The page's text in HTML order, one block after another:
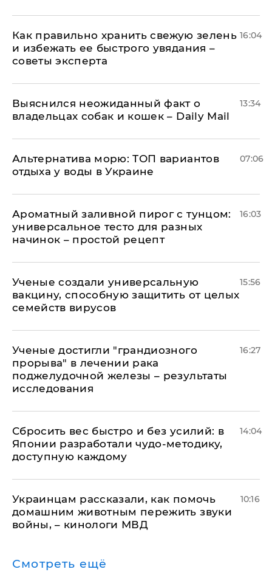
Как правильно хранить свежую зелень
и избежать ее быстрого увядания –
советы эксперта
16:04
Выяснился неожиданный факт о
владельцах собак и кошек – Daily Mail
13:34
Альтернатива морю: ТОП вариантов
отдыха у воды в Украине
07:06
Ароматный заливной пирог с тунцом:
универсальное тесто для разных
начинок – простой рецепт
16:03
Ученые создали универсальную
вакцину, способную защитить от целых
семейств вирусов
15:56
Ученые достигли "грандиозного
прорыва" в лечении рака
поджелудочной железы – результаты
исследования
16:27
Сбросить вес быстро и без усилий: в
Японии разработали чудо-методику,
доступную каждому
14:04
Украинцам рассказали, как помочь
домашним животным пережить звуки
войны, – кинологи МВД
10:16
Смотреть ещё